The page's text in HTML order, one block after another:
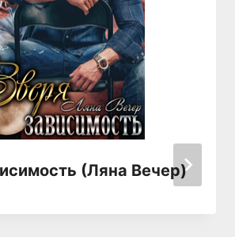
(Ляна Вечер)